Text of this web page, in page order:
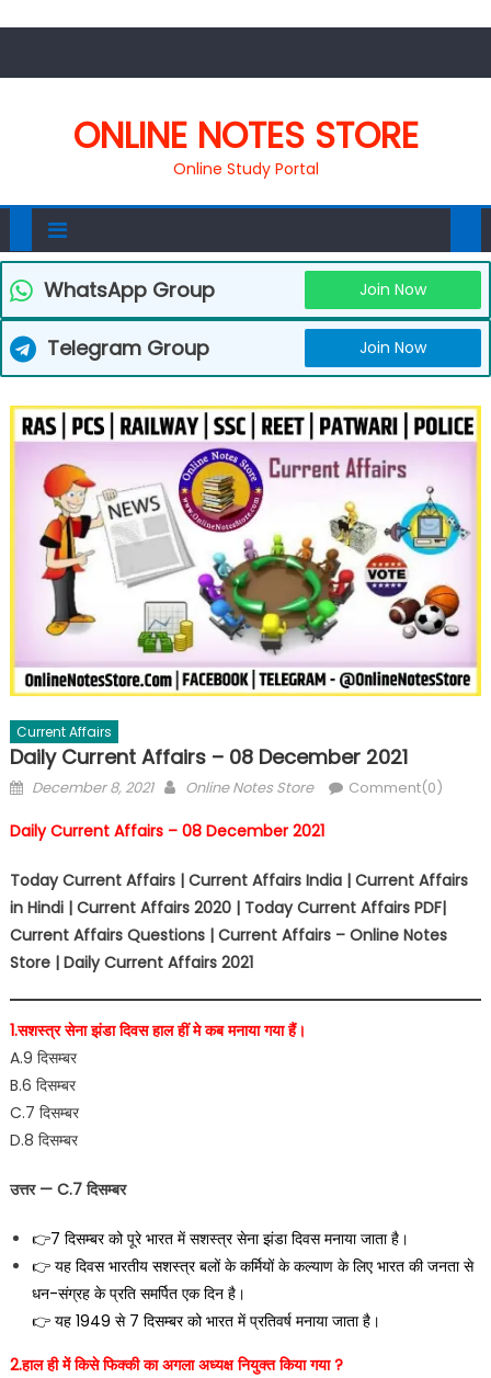
ONLINE NOTES STORE
Online Study Portal
WhatsApp Group Join Now
Telegram Group Join Now
Current Affairs
Daily Current Affairs – 08 December 2021
December 8, 2021 Online Notes Store Comment(0)
Daily Current Affairs – 08 December 2021
Today Current Affairs | Current Affairs India | Current Affairs
in Hindi | Current Affairs 2020 | Today Current Affairs PDF|
Current Affairs Questions | Current Affairs – Online Notes
Store | Daily Current Affairs 2021
1.सशस्त्र सेना झंडा दिवस हाल हीं मे कब मनाया गया हैं।
A.9 दिसम्बर
B.6 दिसम्बर
C.7 दिसम्बर
D.8 दिसम्बर
उत्तर — C.7 दिसम्बर
👉7 दिसम्बर को पूरे भारत में सशस्त्र सेना झंडा दिवस मनाया जाता है।
👉 यह दिवस भारतीय सशस्त्र बलों के कर्मियों के कल्याण के लिए भारत की जनता से
धन-संग्रह के प्रति समर्पित एक दिन है।
👉 यह 1949 से 7 दिसम्बर को भारत में प्रतिवर्ष मनाया जाता है।
2.हाल ही में किसे फिक्की का अगला अध्यक्ष नियुक्त किया गया ?